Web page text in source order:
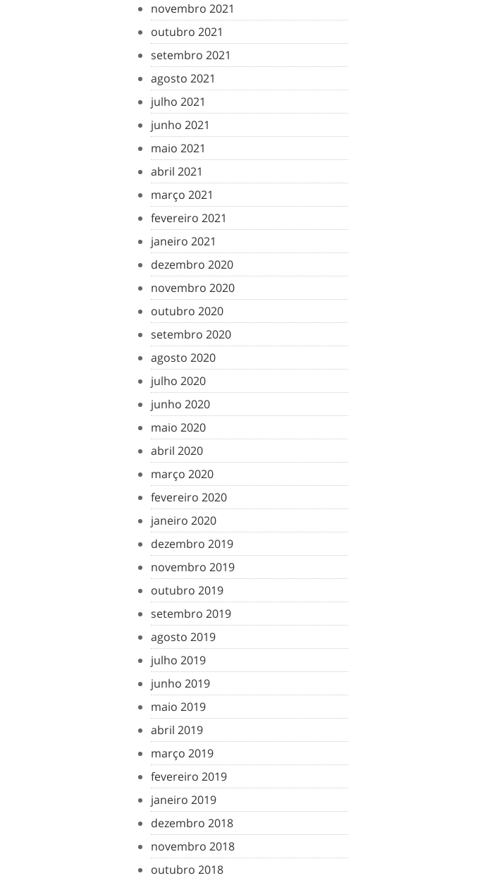
novembro 2021
outubro 2021
setembro 2021
agosto 2021
julho 2021
junho 2021
maio 2021
abril 2021
março 2021
fevereiro 2021
janeiro 2021
dezembro 2020
novembro 2020
outubro 2020
setembro 2020
agosto 2020
julho 2020
junho 2020
maio 2020
abril 2020
março 2020
fevereiro 2020
janeiro 2020
dezembro 2019
novembro 2019
outubro 2019
setembro 2019
agosto 2019
julho 2019
junho 2019
maio 2019
abril 2019
março 2019
fevereiro 2019
janeiro 2019
dezembro 2018
novembro 2018
outubro 2018